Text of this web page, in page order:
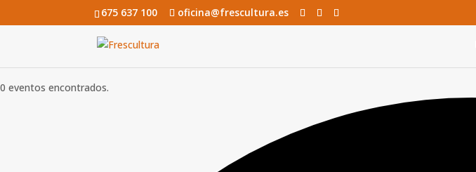
675 637 100 oficina@frescultura.es
0 eventos encontrados.